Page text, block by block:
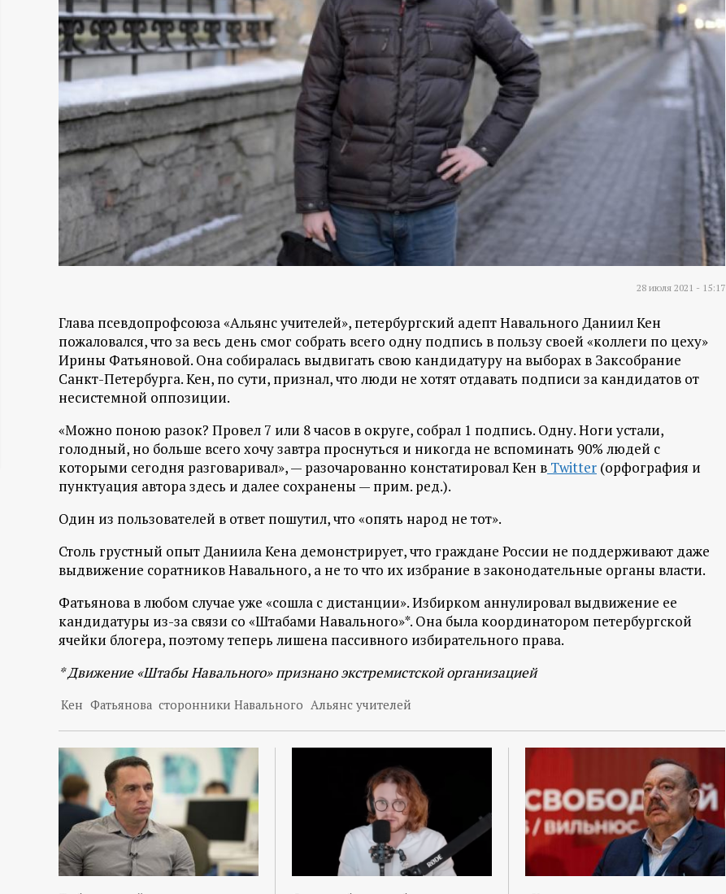
Н
-
и
н
ф
о
р
м
а
ц
и
о
н
н
ы
й
п
о
р
т
а
л
28 июля 2021 - 15:17
Глава псевдопрофсоюза «Альянс учителей», петербургский адепт Навального Даниил Кен
пожаловался, что за весь день смог собрать всего одну подпись в пользу своей «коллеги по цеху»
Ирины Фатьяновой. Она собиралась выдвигать свою кандидатуру на выборах в Заксобрание
Санкт-Петербурга. Кен, по сути, признал, что люди не хотят отдавать подписи за кандидатов от
несистемной оппозиции.
«Можно поною разок? Провел 7 или 8 часов в округе, собрал 1 подпись. Одну. Ноги устали,
голодный, но больше всего хочу завтра проснуться и никогда не вспоминать 90% людей с
которыми сегодня разговаривал», — разочарованно констатировал Кен в Twitter (орфография и
пунктуация автора здесь и далее сохранены — прим. ред.).
Один из пользователей в ответ пошутил, что «опять народ не тот».
Столь грустный опыт Даниила Кена демонстрирует, что граждане России не поддерживают даже
выдвижение соратников Навального, а не то что их избрание в законодательные органы власти.
Фатьянова в любом случае уже «сошла с дистанции». Избирком аннулировал выдвижение ее
кандидатуры из-за связи со «Штабами Навального»*. Она была координатором петербургской
ячейки блогера, поэтому теперь лишена пассивного избирательного права.
* Движение «Штабы Навального» признано экстремистской организацией
Кен Фатьянова сторонники Навального Альянс учителей